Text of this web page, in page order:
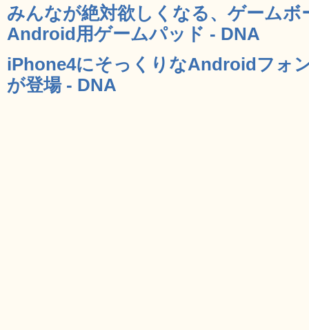
みんなが絶対欲しくなる、ゲーム
Android用ゲームパッド - DNA
iPhone4にそっくりなAndroidフォ
が登場 - DNA